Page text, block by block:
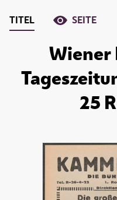
TITEL SEITE
25